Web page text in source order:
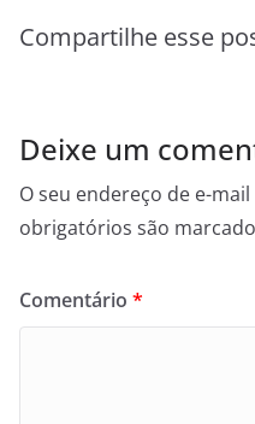
Compartilhe esse
Deixe um
O seu endereço de e-
obrigatórios são
Comentário *